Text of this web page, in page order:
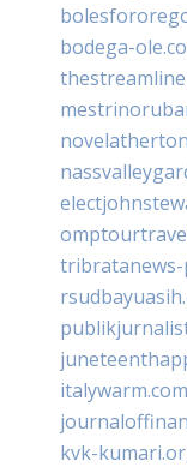
bodega-
tribratanews-
italywarm.com
kvk-